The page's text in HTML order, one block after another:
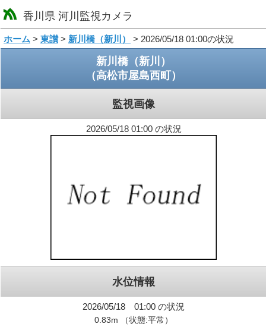
香川県 河川監視カメラ
ホーム > 東讃> 新川橋（新川） > 2026/05/18 01:00の状況
新川橋（新川）
（高松市屋島西町）
監視画像
2026/05/18 01:00 の状況
水位情報
2026/05/18 01:00 の状況
0.83m （状態:平常）
loading